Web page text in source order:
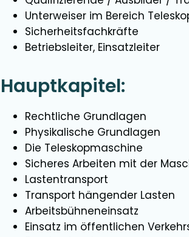
Unterweiser im Bereich
Sicherheitsfachkräfte
Betriebsleiter, Einsatzleiter
Hauptkapitel:
Rechtliche Grundlagen
Physikalische Grundlagen
Die Teleskopmaschine
Sicheres Arbeiten mit der
Lastentransport
Transport hängender Lasten
Arbeitsbühneneinsatz
Einsatz im öffentlichen